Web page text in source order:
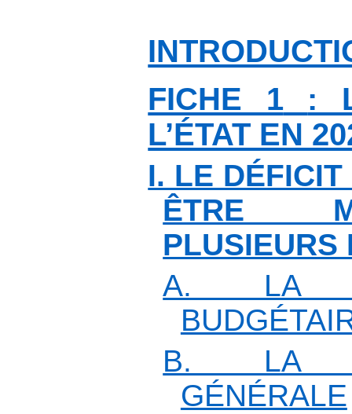
FICHE 1
:
L’ÉTAT EN
I. LE DÉFICIT
ÊTRE
PLUSIEURS
A. LA
B. LA
GÉNÉRALE